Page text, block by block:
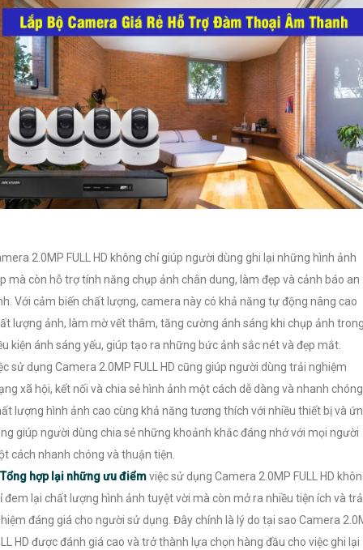
2.0MP FULL HD không chỉ giúp người dùng ghi lại những hình ảnh
mà còn hỗ trợ tính năng chụp ảnh chân dung, làm đẹp và cảnh báo an
Với cảm biến chất lượng, camera này có khả năng tự động nâng cao
lượng ảnh, làm mờ vết thâm, tăng cường ánh sáng khi chụp ảnh
kiện ánh sáng yếu, giúp tạo ra những bức ảnh sắc nét và đẹp mắt.
sử dụng Camera 2.0MP FULL HD cũng giúp người dùng trải nghiệm
xã hội, kết nối và chia sẻ hình ảnh một cách dễ dàng và nhanh
lượng hình ảnh cao cùng khả năng tương thích với nhiều thiết bị và
giúp người dùng chia sẻ những khoảnh khắc đáng nhớ với mọi người
cách nhanh chóng và thuận tiện.
Tổng hợp lại những ưu điểmviệc sử dụng Camera 2.0MP FULL HD
đem lại chất lượng hình ảnh tuyệt vời mà còn mở ra nhiều tiện ích và
đáng giá cho người sử dụng. Đây chính là lý do tại sao Camera
HD được đánh giá cao và trở thành lựa chọn hàng đầu cho việc ghi lại